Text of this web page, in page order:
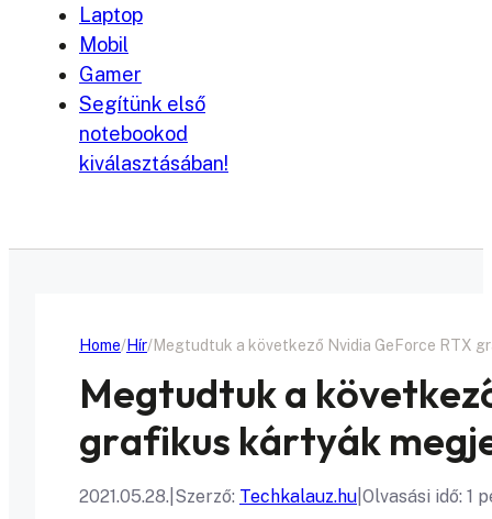
Laptop
Mobil
Gamer
Segítünk első
notebookod
kiválasztásában!
Home Hír Megtudtuk a következő Nvidia GeForce RTX
Megtudtuk a
grafikus kártyák
2021.05.28. Szerző: Techkalauz.hu Olvasási idő: 1